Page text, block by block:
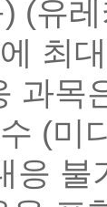
(유
최
과목
(미
응 불